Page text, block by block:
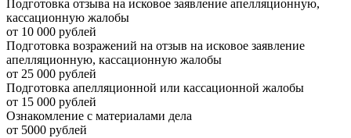
Подготовка отзыва на исковое заявление апелляционную,
кассационную жалобы
от 10 000 рублей
Подготовка возражений на отзыв на исковое заявление
апелляционную, кассационную жалобы
от 25 000 рублей
Подготовка апелляционной или кассационной жалобы
от 15 000 рублей
Ознакомление с материалами дела
от 5000 рублей